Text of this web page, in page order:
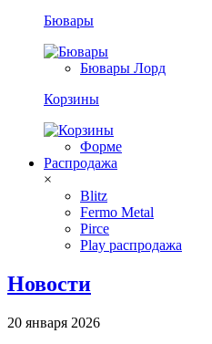
Бювары
Бювары Лорд
Корзины
Форме
Распродажа
×
Blitz
Fermo Metal
Pirce
Play распродажа
Новости
20 января 2026